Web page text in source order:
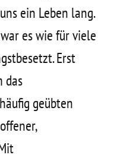
ein Leben lang.
es wie für viele
Erst
das
geübten